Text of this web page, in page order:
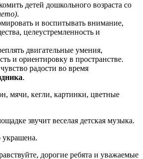
детей дошкольного возраста со
.
и воспитывать внимание,
целеустремленность и
двигательные умения,
и ориентировку в пространстве.
радости во время
.
мячи, кегли, картинки, цветные
звучит веселая детская музыка.
дорогие ребята и уважаемые